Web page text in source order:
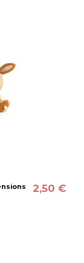
2,50 €